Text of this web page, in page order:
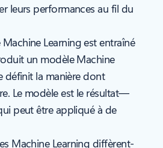
leurs performances au fil du
Learning est entraîné
un modèle Machine
définit la manièredont
Le modèle est le résultat—
peut être appliqué à de
Machine Learning diffèrent-